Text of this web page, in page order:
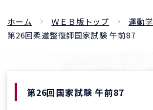
ホーム ＷＥＢ版トップ
運動学
第26回柔道整復師国家試験 午前87
第26回国家試験 午前87